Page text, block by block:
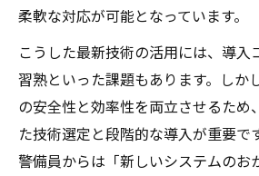
柔軟な対応が可能となっています。
こうした最新技術の活用には、導入
習熟といった課題もあります。しか
の安全性と効率性を両立させるため
た技術選定と段階的な導入が重要で
警備員からは「新しいシステムのお